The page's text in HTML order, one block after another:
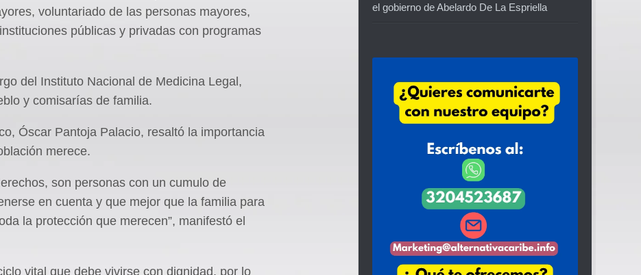
voluntariado de las personas mayores,
públicas y privadas con programas
del Instituto Nacional de Medicina Legal,
y comisarías de familia.
Óscar Pantoja Palacio, resaltó la importancia
merece.
son personas con un cumulo de
en cuenta y que mejor que la familia para
la protección que merecen”, manifestó el
vital que debe vivirse con dignidad, por lo
el gobierno de Abelardo De La Espriella